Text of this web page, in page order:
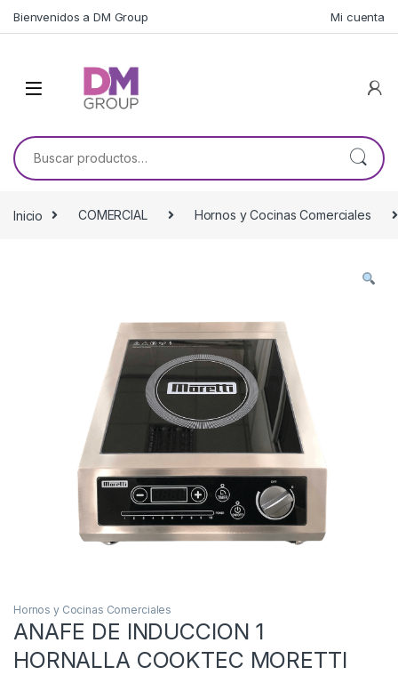
Bienvenidos a DM Group Mi cuenta
Buscar por:
Inicio COMERCIAL Hornos y Cocinas Comerciales
Hornos y Cocinas Comerciales
ANAFE DE INDUCCION 1
HORNALLA COOKTEC MORETTI